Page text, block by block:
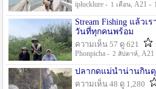
iplucklure - 1 เดือน, A21 -
Stream Fishing แล้ว
วันที่ทุกคนพร้อม
ความเห็น 57 ดู 621
Phonpicha - 2 สัปดาห์, A21
ปลากดแม่น้ำน่านกิน
ความเห็น 48 ดู 1,280